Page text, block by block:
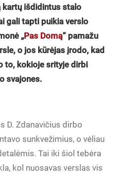
kartų išdidintus stalo
gali tapti puikia verslo
„Pas Domą“ pamažu
o jos kūrėjas įrodo, kad
to, kokioje srityje dirbi
svajones.
D. Zdanavičius dirbo
sunkvežimius, o vėliau
Tai iki šiol tebėra
kol nuosavas verslas vis